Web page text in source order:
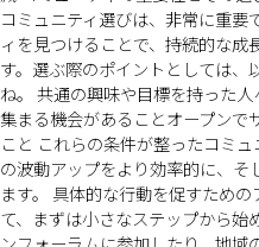
コミュニティ選びは、非常に重要
ィを見つけることで、持続的な成
す。選ぶ際のポイントとしては
ね。 共通の興味や目標を持った
集まる機会があることオープンで
こと これらの条件が整ったコミ
の波動アップをより効率的に、
ます。 具体的な行動を促すため
て、まずは小さなステップから始